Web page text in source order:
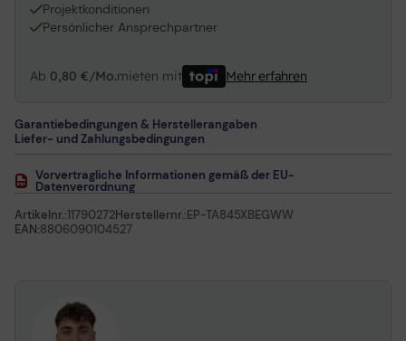
Projektkonditionen
Persönlicher Ansprechpartner
Ab 0,80 €/Mo.mieten mit Mehr erfahren
Garantiebedingungen & Herstellerangaben
Liefer- und Zahlungsbedingungen
Vorvertragliche Informationen gemäß der EU-
Datenverordnung
Artikelnr.:11790272Herstellernr.:EP-TA845XBEGWW
EAN:8806090104527